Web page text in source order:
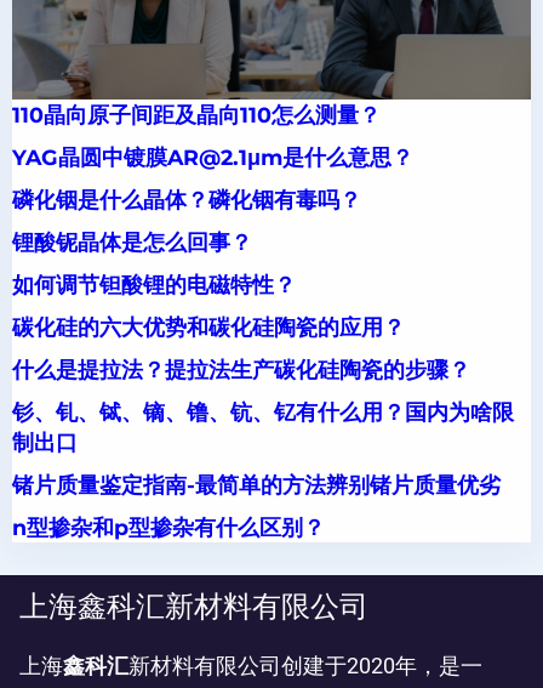
110晶向原子间距及晶向110怎么测量？
YAG晶圆中镀膜AR@2.1μm是什么意思？
磷化铟是什么晶体？磷化铟有毒吗？
锂酸铌晶体是怎么回事？
如何调节钽酸锂的电磁特性？
碳化硅的六大优势和碳化硅陶瓷的应用？
什么是提拉法？提拉法生产碳化硅陶瓷的步骤？
钐、钆、铽、镝、镥、钪、钇有什么用？国内为啥限
制出口
锗片质量鉴定指南-最简单的方法辨别锗片质量优劣
n型掺杂和p型掺杂有什么区别？
上海鑫科汇新材料有限公司
上海鑫科汇新材料有限公司创建于2020年，是一